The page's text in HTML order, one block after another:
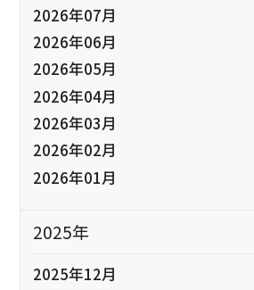
2026年07月
2026年06月
2026年05月
2026年04月
2026年03月
2026年02月
2026年01月
2025年
2025年12月